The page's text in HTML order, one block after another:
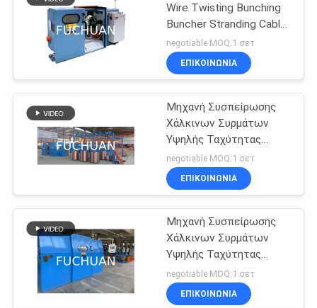
Ανοπτώντας
μηχανή καλωδίων
Wire Twisting Bunching
Buncher Stranding Cable
Machine Wire Cable
Making Machine για
κατασκευή καλωδίων
negotiable MOQ:1 σετ
ΕΠΙΚΟΙΝΩΝΊΑ
Μηχανή Συσπείρωσης
Χάλκινων Συρμάτων
Υψηλής Ταχύτητας
Διπλής Στροφής 1250
Buncher
negotiable MOQ:1 σετ
ΕΠΙΚΟΙΝΩΝΊΑ
Μηχανή Συσπείρωσης
Χάλκινων Συρμάτων
Υψηλής Ταχύτητας
Double Twist Buncher
Machine 1000 Buncher
negotiable MOQ:1 σετ
ΕΠΙΚΟΙΝΩΝΊΑ